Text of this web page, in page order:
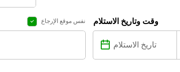
نفس موقع الإرجاع وقت وتاريخ الاستلام